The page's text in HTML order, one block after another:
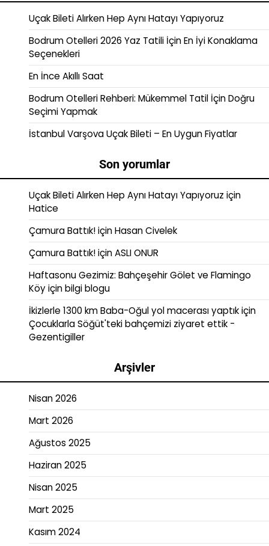
Uçak Bileti Alırken Hep Aynı Hatayı Yapıyoruz
Bodrum Otelleri 2026 Yaz Tatili İçin En İyi Konaklama
Seçenekleri
En İnce Akıllı Saat
Bodrum Otelleri Rehberi: Mükemmel Tatil İçin Doğru
Seçimi Yapmak
İstanbul Varşova Uçak Bileti – En Uygun Fiyatlar
Son yorumlar
Uçak Bileti Alırken Hep Aynı Hatayı Yapıyoruz için
Hatice
Çamura Battık!içinHasan Civelek
Çamura Battık!içinASLI ONUR
Haftasonu Gezimiz: Bahçeşehir Gölet ve Flamingo
Köyiçinbilgi blogu
İkizlerle 1300 km Baba-Oğul yol macerası yaptıkiçin
Çocuklarla Söğüt'teki bahçemizi ziyaret ettik -
Gezentigiller
Arşivler
Nisan 2026
Mart 2026
Ağustos 2025
Haziran 2025
Nisan 2025
Mart 2025
Kasım 2024